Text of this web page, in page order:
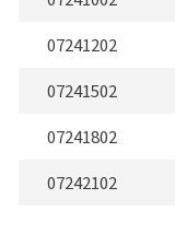
07241202
07241502
07241802
07242102